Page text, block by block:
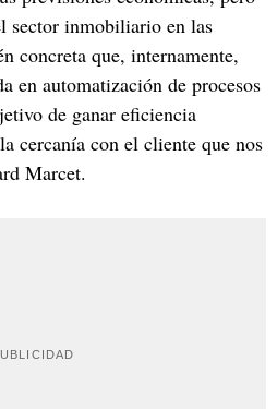
sector inmobiliario en las
concreta que, internamente,
en automatización de procesos
de ganar eficiencia
cercanía con el cliente que nos
Marcet.